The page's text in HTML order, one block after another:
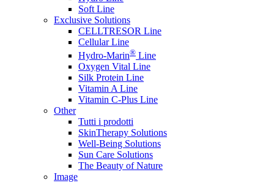
Soft Line
Exclusive Solutions
CELLTRESOR Line
Cellular Line
Hydro-Marin® Line
Oxygen Vital Line
Silk Protein Line
Vitamin A Line
Vitamin C-Plus Line
Other
Tutti i prodotti
SkinTherapy Solutions
Well-Being Solutions
Sun Care Solutions
The Beauty of Nature
Image